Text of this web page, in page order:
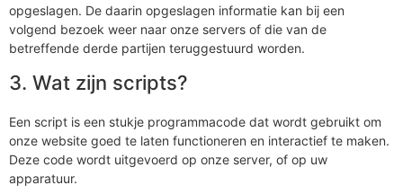
opgeslagen. De daarin opgeslagen informatie kan bij een
volgend bezoek weer naar onze servers of die van de
betreffende derde partijen teruggestuurd worden.
3. Wat zijn scripts?
Een script is een stukje programmacode dat wordt gebruikt om
onze website goed te laten functioneren en interactief te maken.
Deze code wordt uitgevoerd op onze server, of op uw
apparatuur.